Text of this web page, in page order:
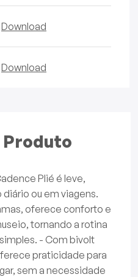
Download
Download
Produto
Plié é leve,
ou em viagens.
oferece conforto e
tornando a rotina
- Com bivolt
praticidade para
sem a necessidade